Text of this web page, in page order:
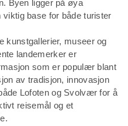
Byen ligger på øya
base for både turister
kunstgallerier, museer og
landemerker er
som er populær blant
av tradisjon, innovasjon
Lofoten og Svolvær for å
reisemål og et